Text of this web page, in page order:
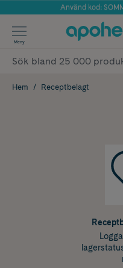
Årets Butik
Använd kod:
✓
Meny
Hem Receptbelagt